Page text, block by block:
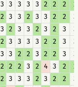
3 3 3 3 3 2 2 2
2
2 3 3 2 3 3 2 2
3
3 2 3 3 2 3 2 3
3
2 3 3 3 3 2 2 3
3
3 3 2 2 3 2 2 3
3
2 2 2 3 2 4 3 2
2
2 3 3 3 2 3 2 2
3